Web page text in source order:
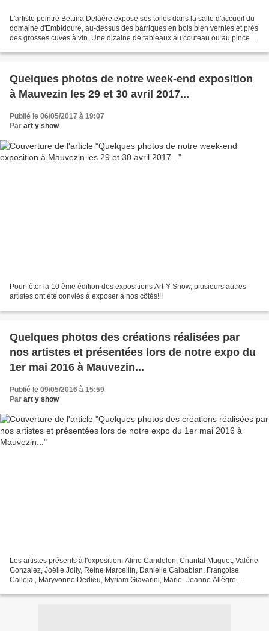
L'artiste peintre Bettina Delaère expose ses toiles dans la salle d'accueil du
domaine d'Embidoure, au-dessus des barriques en bois bien vernies et près
des grosses cuves à vin. Une dizaine de tableaux au couteau ou au pinceau
Quelques photos de notre week-end exposition
à Mauvezin les 29 et 30 avril 2017...
Publié le 06/05/2017 à 19:07
Par art y show
Pour fêter la 10 ème édition des expositions Art-Y-Show, plusieurs autres
artistes ont été conviés à exposer à nos côtés!!!
Quelques photos des créations réalisées par
nos artistes et présentées lors de notre expo du
1er mai 2016 à Mauvezin...
Publié le 09/05/2016 à 15:59
Par art y show
Les artistes présents à l'exposition: Aline Candelon, Chantal Muguet, Valérie
Gonzalez, Joëlle Jolly, Reine Marcellin, Danielle Calbabian, Françoise
Calleja , Maryvonne Dedieu, Myriam Giavarini, Marie- Jeanne Allègre,